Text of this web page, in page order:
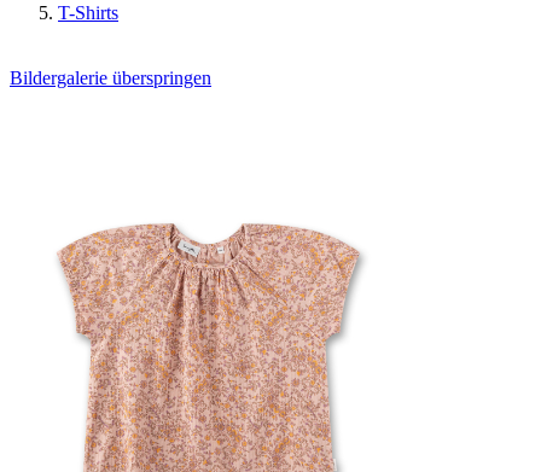
T-Shirts
Bildergalerie überspringen